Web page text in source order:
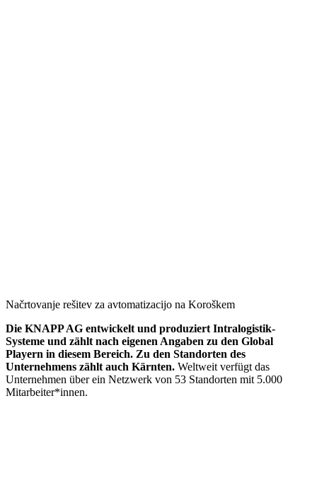
Načrtovanje rešitev za avtomatizacijo na Koroškem
Die KNAPP AG entwickelt und produziert Intralogistik-
Systeme und zählt nach eigenen Angaben zu den Global
Playern in diesem Bereich. Zu den Standorten des
Unternehmens zählt auch Kärnten. Weltweit verfügt das
Unternehmen über ein Netzwerk von 53 Standorten mit 5.000
Mitarbeiter*innen.